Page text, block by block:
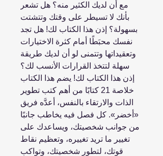
مع أن لديك الكثير منه؟ هل تشعر
بأنك لا تسيطر على وقتك وتتشتت
بسهولة؟ إذن هذا الكتاب لك! هل تجد
نفسك محبَطًا أمام كثرة الاختيارات
وتعقيداتها وتتمنى لو أن لديك طريقة
سهلة لتتخذ القرارات الأنسب لك؟
إذن هذا الكتاب لك! يضم هذا الكتاب
خلاصة 21 كتابًا من أهم كتب تطوير
الذات والارتقاء بالنفس، أعدَّه فريق
«أخضر». كل فصل فيه يخاطب جانبًا
من جوانب شخصيتك، ويساعدك على
تغيير ما تريد تغييره، وتعظيم نقاط
قوتك، لتطور شخصيتك، وتواكب